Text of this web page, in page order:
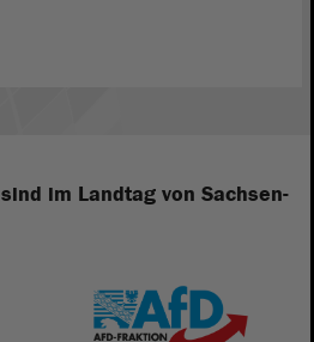
im Landtag von Sachsen-